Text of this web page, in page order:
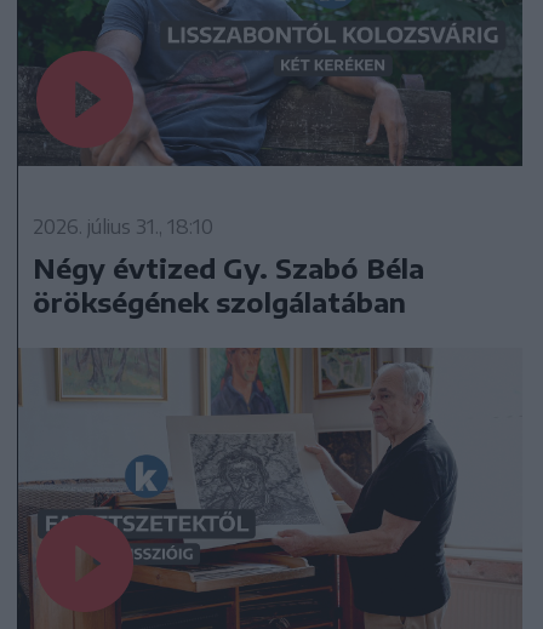
2026. július 31., 18:10
Négy évtized Gy. Szabó Béla
örökségének szolgálatában